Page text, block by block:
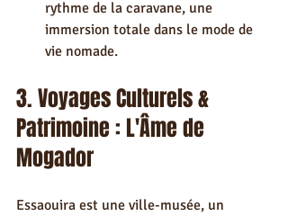
rythme de la caravane, une
immersion totale dans le mode de
vie nomade.
3. Voyages Culturels &
Patrimoine : L'Âme de
Mogador
Essaouira est une ville-musée, un